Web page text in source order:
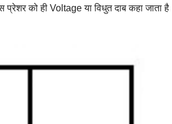
को ही Voltage या विधुत दाब कहा जाता